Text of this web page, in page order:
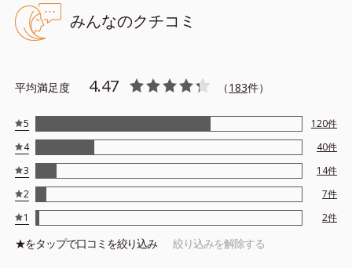
チン酸２K※３オウバクエキス※４DPG、ソルビット液、ベタイン※
５水添大豆リン脂質、フィトステロール※６エリスリトール
※アレルギーテスト済＝全ての方にアレルギーが起こらないという
みんなのクチコミ
平均満足度 4.47 （183件）
5 120件
4
40件
3
14件
2
7件
1
2件
★をタップで口コミを絞り込み 絞り込みを解除する